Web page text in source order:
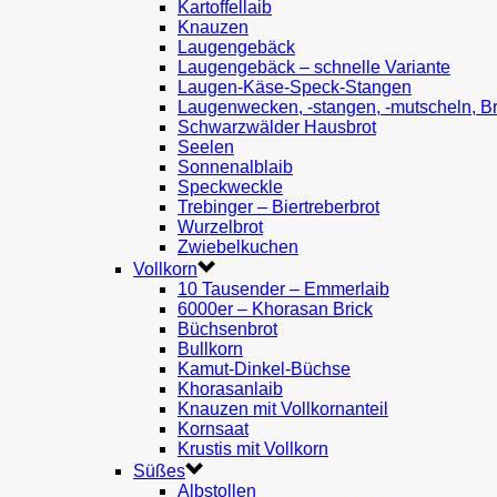
Kartoffellaib
Knauzen
Laugengebäck
Laugengebäck – schnelle Variante
Laugen-Käse-Speck-Stangen
Laugenwecken, -stangen, -mutscheln,
Schwarzwälder Hausbrot
Seelen
Sonnenalblaib
Speckweckle
Trebinger – Biertreberbrot
Wurzelbrot
Zwiebelkuchen
Vollkorn
10 Tausender – Emmerlaib
6000er – Khorasan Brick
Büchsenbrot
Bullkorn
Kamut-Dinkel-Büchse
Khorasanlaib
Knauzen mit Vollkornanteil
Kornsaat
Krustis mit Vollkorn
Süßes
Albstollen